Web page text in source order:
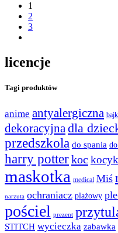
1
2
3
licencje
Tagi produktów
anime antyalergiczna
dekoracyjna dla
przedszkola do spania
harry potterkoc kocyk
maskotka medical Miś
narzuta ochraniacz plażowy
pościel prezent
STITCH wycieczka zabawka